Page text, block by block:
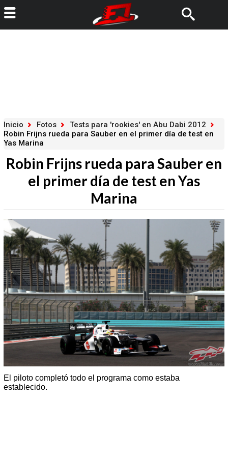
Inicio Fotos
Tests para 'rookies' en Abu Dabi 2012
Robin Frijns rueda para Sauber en el primer día de test en
Yas Marina
Robin Frijns rueda para Sauber en
el primer día de test en Yas
Marina
El piloto completó todo el programa como estaba
establecido.